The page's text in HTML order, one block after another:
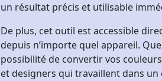
un résultat précis et utilisable
De plus, cet outil est accessible
depuis n’importe quel appareil.
possibilité de convertir vos
et designers qui travaillent dans